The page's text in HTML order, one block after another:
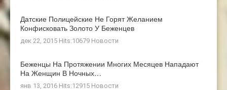
Датские Полицейские Не Горят Желанием
Конфисковать Золото У Беженцев
дек 22, 2015 Hits:10679 Новости
Беженцы На Протяжении Многих Месяцев Нападают
На Женщин В Ночных…
янв 13, 2016 Hits:12915 Новости